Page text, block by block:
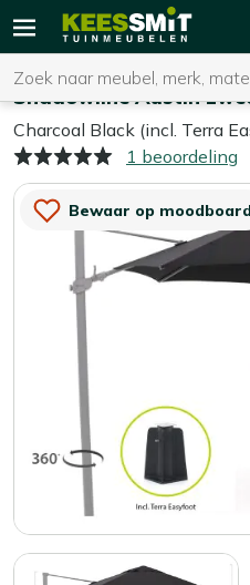
Kees
Zoeken
U heeft geen product(en) in
15%
Shadowline Austin
Charcoal Black (incl. Terra
1 beoordeling
Bewaar op